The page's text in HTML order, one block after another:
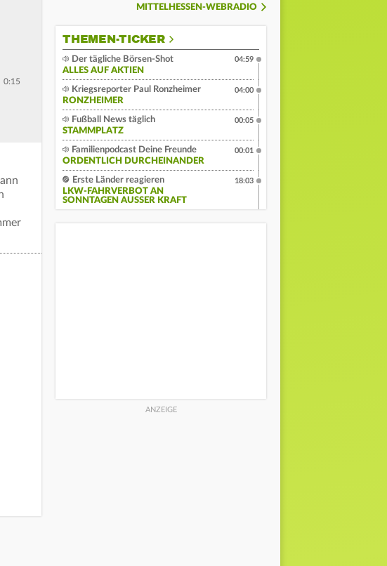
0:15
MITTELHESSEN-WEBRADIO
THEMEN-TICKER
Der tägliche Börsen-Shot
ALLES AUF AKTIEN
04:59
Kriegsreporter Paul Ronzheimer
RONZHEIMER
04:00
Fußball News täglich
STAMMPLATZ
00:05
Familienpodcast Deine Freunde
ORDENTLICH DURCHEINANDER
00:01
Erste Länder reagieren
LKW-FAHRVERBOT AN
SONNTAGEN AUSSER KRAFT
18:03